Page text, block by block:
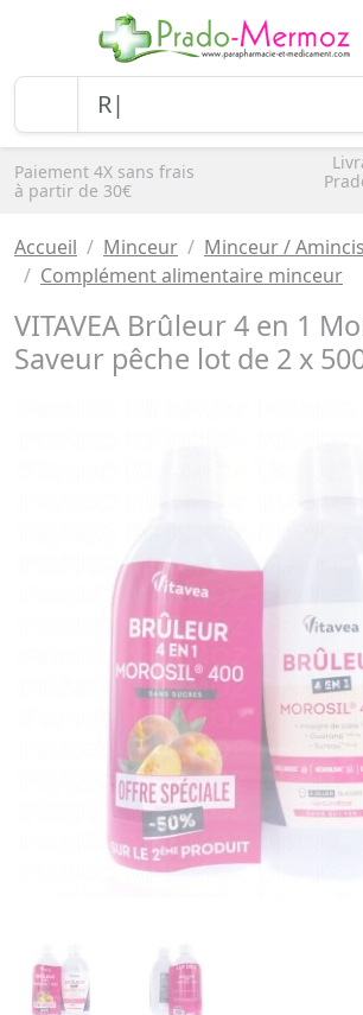
Paiement 4X sans frais
à partir de 30€
Accueil Minceur
Minceur /
Complément alimentaire minceur
VITAVEA Brûleur 4 en 1
Saveur pêche lot de 2 x